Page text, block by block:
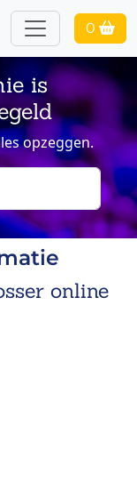
0
is
opzeggen.
online